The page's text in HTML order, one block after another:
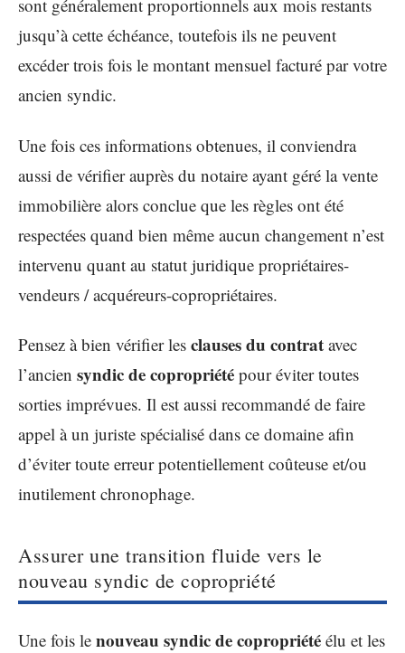
sont généralement proportionnels aux mois restants
jusqu’à cette échéance, toutefois ils ne peuvent
excéder trois fois le montant mensuel facturé par votre
ancien syndic.
Une fois ces informations obtenues, il conviendra
aussi de vérifier auprès du notaire ayant géré la vente
immobilière alors conclue que les règles ont été
respectées quand bien même aucun changement n’est
intervenu quant au statut juridique propriétaires-
vendeurs / acquéreurs-copropriétaires.
Pensez à bien vérifier les clauses du contrat avec
l’ancien syndic de copropriété pour éviter toutes
sorties imprévues. Il est aussi recommandé de faire
appel à un juriste spécialisé dans ce domaine afin
d’éviter toute erreur potentiellement coûteuse et/ou
inutilement chronophage.
Assurer une transition fluide vers le
nouveau syndic de copropriété
Une fois le nouveau syndic de copropriété élu et les